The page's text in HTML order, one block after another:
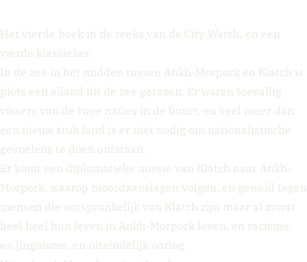
Het vierde boek in de reeks van de City Watch, en een
vierde klassieker.
In de zee in het midden tussen Ankh-Morpork en Klatch is
plots een eiland uit de zee gerezen. Er waren toevallig
vissers van de twee naties in de buurt, en veel meer dan
een nieuw stuk land is er niet nodig om nationalistische
gevoelens te doen ontstaan.
Er komt een diplomatieke missie van Klatch naar Ankh-
Morpork, waarop moordaanslagen volgen, en geweld tegen
mensen die oorspronkelijk van Klatch zijn maar al zowat
heel heel hun leven in Ankh-Morpork leven, en racisme,
en jingoïsme, en uiteindelijk oorlog.